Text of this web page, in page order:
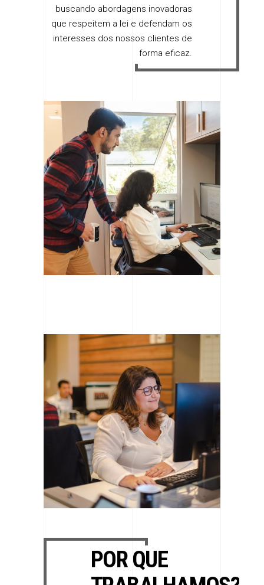
buscando abordagens inovadoras
que respeitem a lei e defendam os
interesses dos nossos clientes de
forma eficaz.
POR QUE